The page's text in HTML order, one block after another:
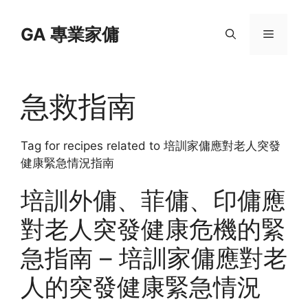
contentGA 專業家傭 Menu
急救指南
Tag for recipes related to 培訓家傭應對老人突發
健康緊急情況指南
培訓外傭、菲傭、印傭應
對老人突發健康危機的緊
急指南 – 培訓家傭應對老
人的突發健康緊急情況